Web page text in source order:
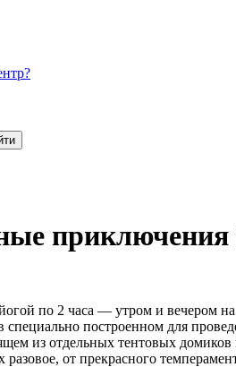
приключения
по 2 часа — утром и вечером
специально построенном для
из отдельных тентовых домиков
от прекрасного